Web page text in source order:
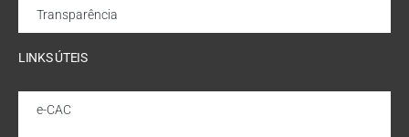
Transparência
LINKS ÚTEIS
e-CAC